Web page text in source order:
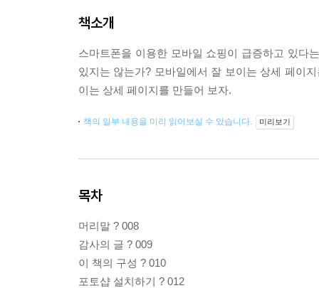
책소개
스마트폰을 이용한 모바일 쇼핑이 급증하고 있다
있지는 않는가? 모바일에서 잘 보이는 상세 페이
이는 상세 페이지를 만들어 보자.
책의 일부 내용을 미리 읽어보실 수 있습니다. 미리보기
목차
머리말 ? 008
감사의 글 ? 009
이 책의 구성 ? 010
포토샵 설치하기 ? 012